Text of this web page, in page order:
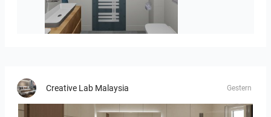
koupelna-01
Creative Lab Malaysia Gestern